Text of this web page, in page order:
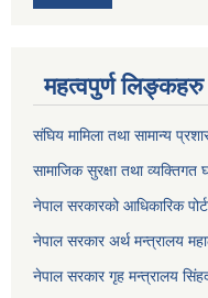
महत्वपुर्ण लिङ्कहरु
संघिय मामिला तथा सामान्य
सामाजिक सुरक्षा तथा व्यक्तिगत
नेपाल सरकारको आधिकारिक
नेपाल सरकार अर्थ मन्त्रालय
नेपाल सरकार गृह मन्त्रालय